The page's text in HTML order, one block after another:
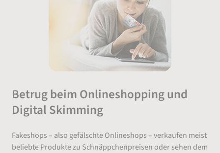
Betrug beim Onlineshopping und
Digital Skimming
Fakeshops – also gefälschte Onlineshops – verkaufen meist
beliebte Produkte zu Schnäppchenpreisen oder sehen dem